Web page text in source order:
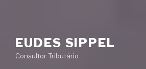
EUDES SIPPEL
Consultor Tributário